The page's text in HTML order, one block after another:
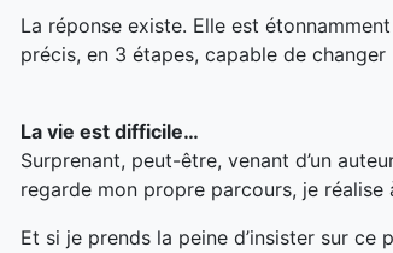
La réponse existe. Elle est
précis, en 3 étapes, capable de
La vie est difficile…
Surprenant, peut-être, venant d’un
regarde mon propre parcours, je
Et si je prends la peine d’insister sur ce